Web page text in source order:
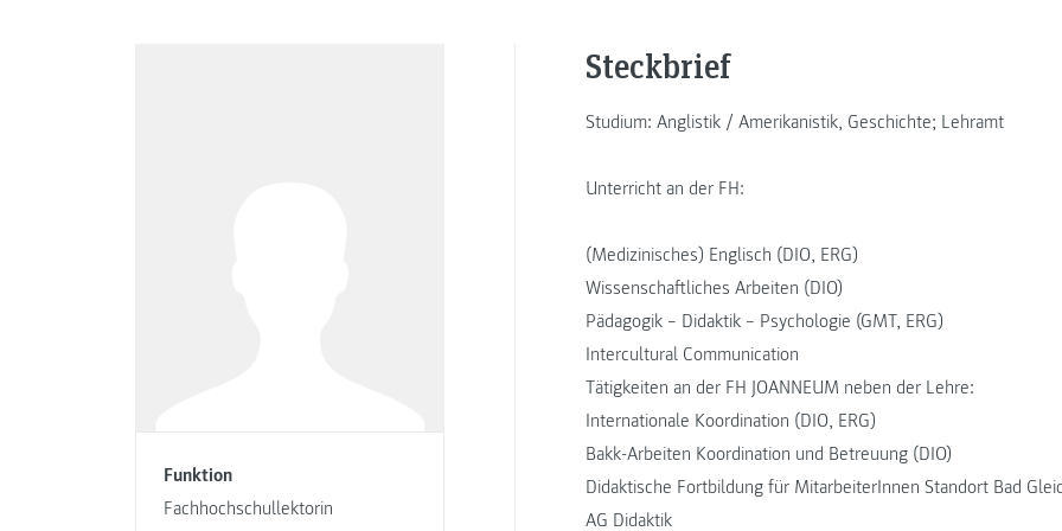
Funktion
Fachhochschullektorin
Steckbrief
Studium: Anglistik / Amerikanistik, Geschichte; Lehramt
Unterricht an der FH:
(Medizinisches) Englisch (DIO, ERG)
Wissenschaftliches Arbeiten (DIO)
Pädagogik – Didaktik – Psychologie (GMT, ERG)
Intercultural Communication
Tätigkeiten an der FH JOANNEUM neben der Lehre:
Internationale Koordination (DIO, ERG)
Bakk-Arbeiten Koordination und Betreuung (DIO)
Didaktische Fortbildung für MitarbeiterInnen Standort Bad
AG Didaktik